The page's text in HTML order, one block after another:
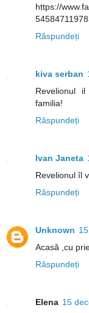
https://
Răspundeți
kiva serban
Revelionul
familia!
Răspundeți
Ivan Janeta
Revelionul îl
Răspundeți
Unknown
Acasă ,cu
Răspundeți
Elena 15